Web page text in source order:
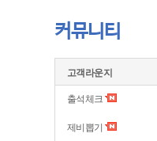
커뮤니티
고객라운지
출석체크
제비뽑기